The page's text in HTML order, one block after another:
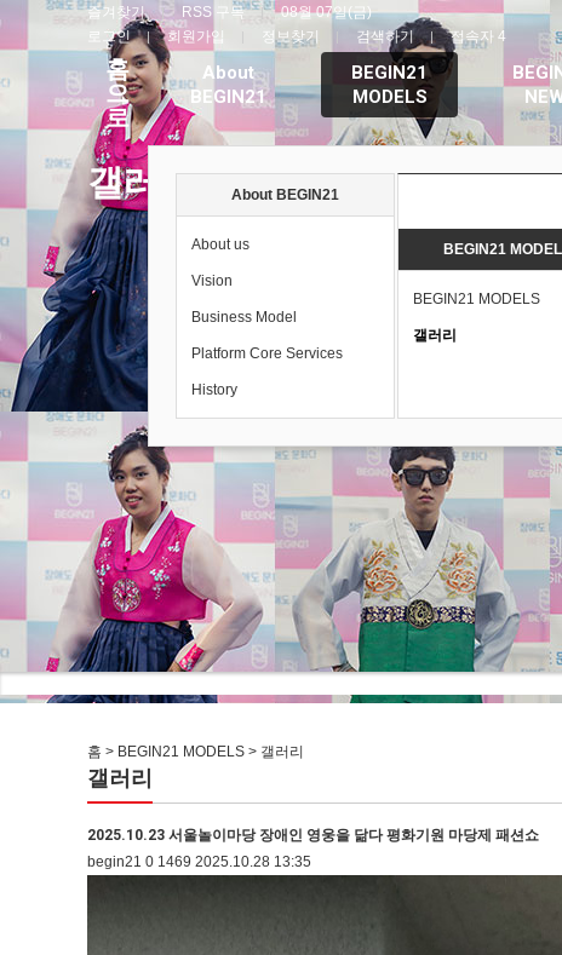
즐겨찾기 RSS 구독
08월 07일(금)
로그인
회원가입 정보찾기 검색하기 접속자 4
홈
으
로
About
BEGIN21
BEGIN21
MODELS
About BEGIN21
About us
Vision
Business Model
Platform Core Services
History
BEGIN21
BEGIN21 MODELS
갤러리
갤러리
홈 > BEGIN21 MODELS > 갤러리
갤러리
2025.10.23 서울놀이마당 장애인 영웅을 닮다 평화기원 마당제 패션쇼
begin21 0 1469 2025.10.28 13:35